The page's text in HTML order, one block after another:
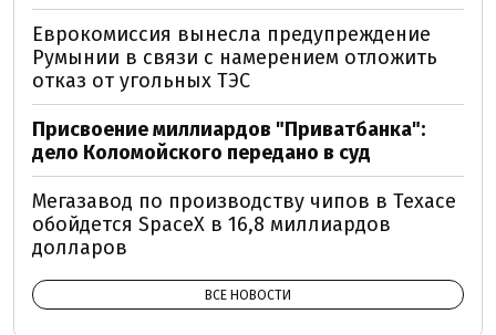
Еврокомиссия вынесла предупреждение
Румынии в связи с намерением отложить
отказ от угольных ТЭС
Присвоение миллиардов "Приватбанка":
дело Коломойского передано в суд
Мегазавод по производству чипов в Техасе
обойдется SpaceX в 16,8 миллиардов
долларов
ВСЕ НОВОСТИ